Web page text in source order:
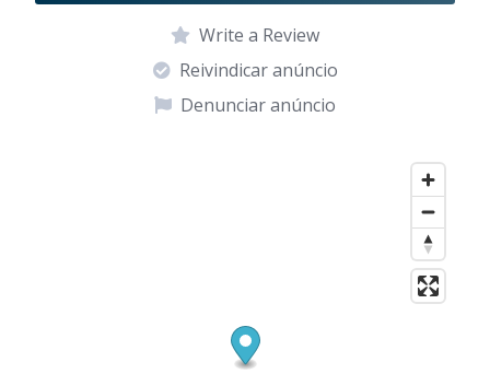
Write a Review
Reivindicar anúncio
Denunciar anúncio